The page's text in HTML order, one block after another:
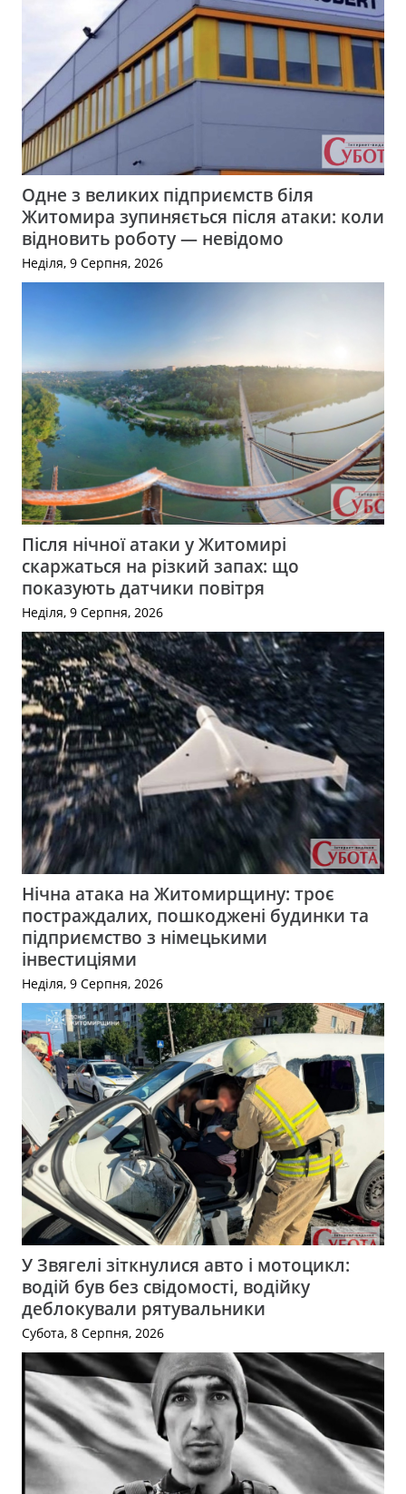
Одне з великих підприємств біля
Житомира зупиняється після атаки: коли
відновить роботу — невідомо
Неділя, 9 Серпня, 2026
Після нічної атаки у Житомирі
скаржаться на різкий запах: що
показують датчики повітря
Неділя, 9 Серпня, 2026
Нічна атака на Житомирщину: троє
постраждалих, пошкоджені будинки та
підприємство з німецькими
інвестиціями
Неділя, 9 Серпня, 2026
У Звягелі зіткнулися авто і мотоцикл:
водій був без свідомості, водійку
деблокували рятувальники
Субота, 8 Серпня, 2026